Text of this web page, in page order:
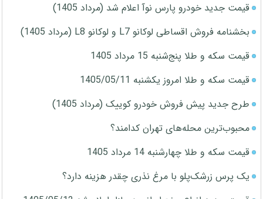
قیمت جدید خودرو پارس نوآ اعلام شد (مرداد 1405)
بخشنامه فروش اقساطی لوکانو L7 و لوکانو L8 (مرداد 1405)
قیمت سکه و طلا پنج‌شنبه 15 مرداد 1405
قیمت سکه و طلا امروز یکشنبه 1405/05/11
طرح جدید پیش فروش خودرو کوییک (مرداد 1405)
محبوب‌ترین محله‌های تهران کدامند؟
قیمت سکه و طلا چهارشنبه 14 مرداد 1405
یک پرس زرشک‌پلو با مرغ نذری چقدر هزینه دارد؟